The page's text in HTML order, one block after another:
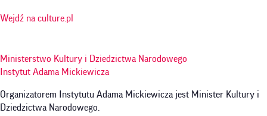
Wejdź na culture.pl
Ministerstwo Kultury i Dziedzictwa Narodowego
Instytut Adama Mickiewicza
Organizatorem Instytutu Adama Mickiewicza jest Minister Kultury i
Dziedzictwa Narodowego.